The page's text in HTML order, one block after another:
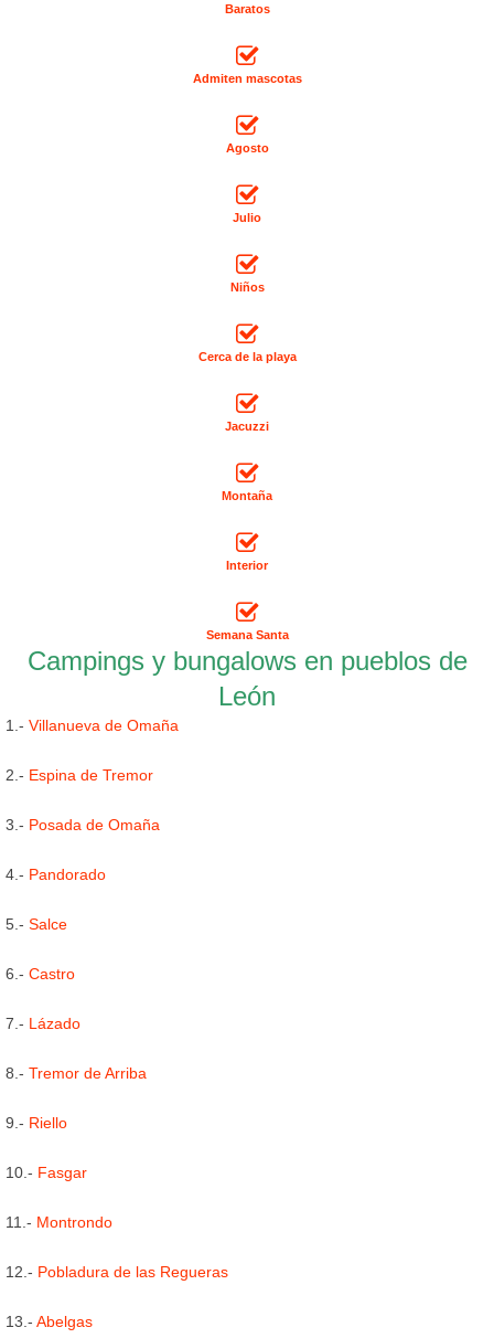
Baratos
Admiten mascotas
Agosto
Julio
Niños
Cerca de la playa
Jacuzzi
Montaña
Interior
Semana Santa
Campings y bungalows en pueblos de
León
1.- Villanueva de Omaña
2.- Espina de Tremor
3.- Posada de Omaña
4.- Pandorado
5.- Salce
6.- Castro
7.- Lázado
8.- Tremor de Arriba
9.- Riello
10.- Fasgar
11.- Montrondo
12.- Pobladura de las Regueras
13.- Abelgas